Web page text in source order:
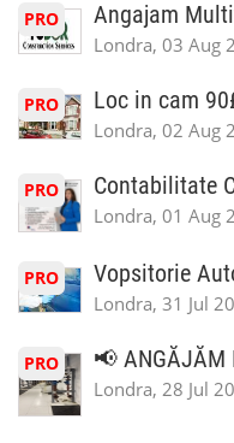
PRO Angajam
Londra, 03 Aug
PRO Loc in cam
Londra, 02 Aug
PRO Contabilitate
Londra, 01 Aug
PRO Vopsitorie
Londra, 31 Jul
PRO 📢 ANGĂJĂM
Londra, 28 Jul